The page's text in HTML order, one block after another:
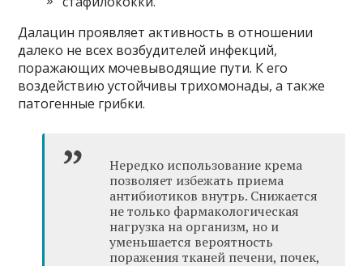
Далацин проявляет активность в отношении
далеко не всех возбудителей инфекций,
поражающих мочевыводящие пути. К его
воздействию устойчивы трихомонады, а также
патогенные грибки.
Нередко использование крема
позволяет избежать приема
антибиотиков внутрь. Снижается
не только фармакологическая
нагрузка на организм, но и
уменьшается вероятность
поражения тканей печени, почек,